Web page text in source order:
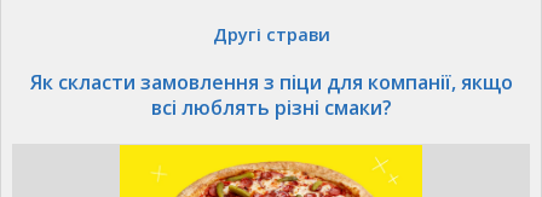
Другі страви
Як скласти замовлення з піци для компанії, якщо
всі люблять різні смаки?